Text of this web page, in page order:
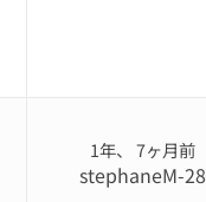
1年、 7ヶ月前
stephaneM-28